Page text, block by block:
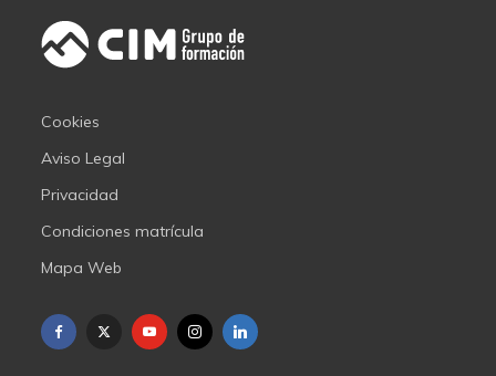
Cookies
Aviso Legal
Privacidad
Condiciones matrícula
Mapa Web